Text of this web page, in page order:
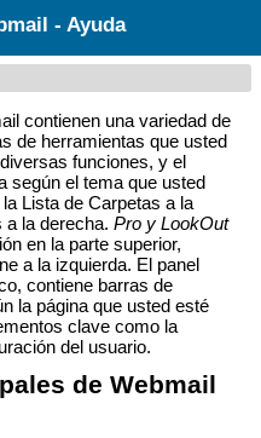
- Ayuda
contienen una variedad de
de herramientas que usted
funciones, y el
según el tema que usted
Lista de Carpetas a la
a la derecha. Pro y LookOut
en la parte superior,
a la izquierda. El panel
contiene barras de
la página que usted esté
clave como la
del usuario.
de Webmail